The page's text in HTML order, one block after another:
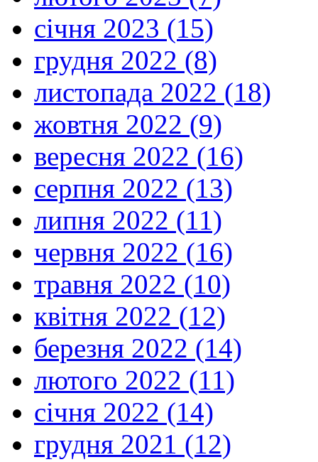
січня 2023 (15)
грудня 2022 (8)
листопада 2022 (18)
жовтня 2022 (9)
вересня 2022 (16)
серпня 2022 (13)
липня 2022 (11)
червня 2022 (16)
травня 2022 (10)
квітня 2022 (12)
березня 2022 (14)
лютого 2022 (11)
січня 2022 (14)
грудня 2021 (12)